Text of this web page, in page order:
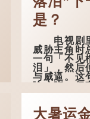
是？
电视剧
威胁主角时
一句「不见
泪」，然后
与威逼。这
喻户晓，但
着怎样的故
「不见棺
大暑运